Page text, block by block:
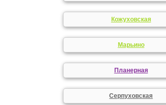
Кожуховская
Марьино
Планерная
Серпуховская